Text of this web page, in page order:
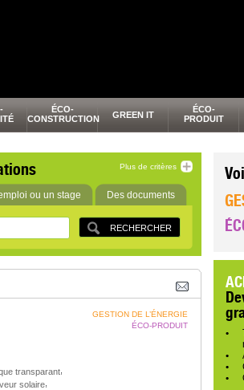
ÉCO-
CONSTRUCTION
GREEN IT
ÉCO-
PRODUIT
Plus de critères
ou un stage Des documents
transparant,
solaire,
GESTION DE L’ÉNERGIE
ÉCO-PRODUIT